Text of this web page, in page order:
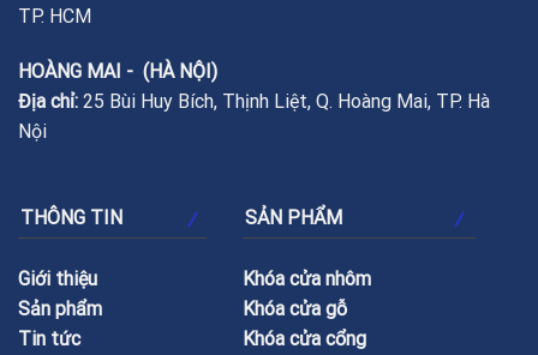
TP. HCM
HOÀNG MAI - (HÀ NỘI)
Địa chỉ: 25 Bùi Huy Bích, Thịnh Liệt, Q. Hoàng Mai, TP. Hà
Nội
THÔNG TIN
Giới thiệu
Sản phẩm
Tin tức
SẢN PHẨM
Khóa cửa nhôm
Khóa cửa gỗ
Khóa cửa cổng